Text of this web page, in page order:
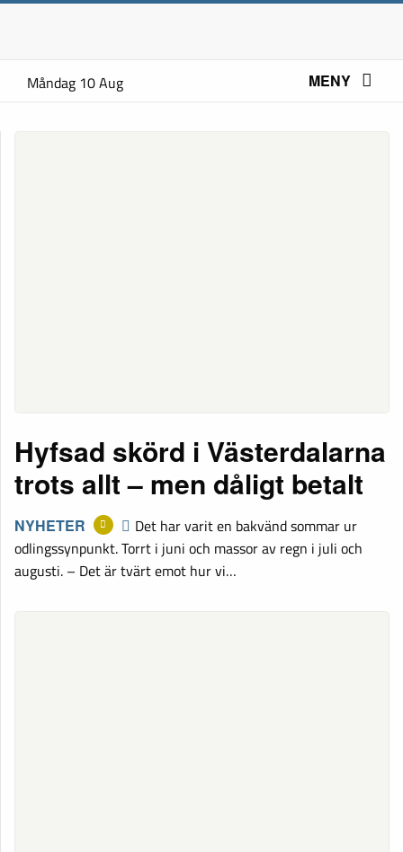
Måndag 10 Aug MENY
Hyfsad skörd i Västerdalarna
trots allt – men dåligt betalt
NYHETER
Det har varit en bakvänd sommar ur
odlingssynpunkt. Torrt i juni och massor av regn i juli och
augusti. – Det är tvärt emot hur vi…